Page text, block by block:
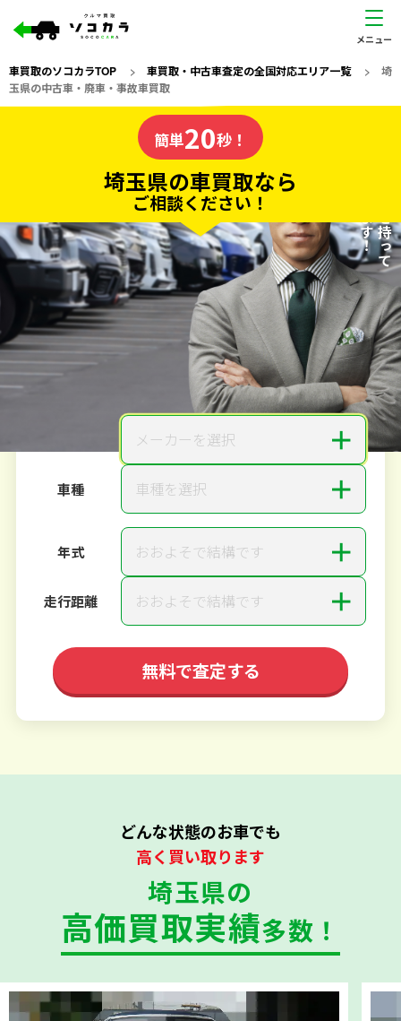
車買取のソコカラTOP > 車買取・中古車査定の全国対応エリア一覧> 埼
玉県の中古車・廃車・事故車買取
の車買取なら
ソコカラの
電話か出張か、高い方の査定を提案。
だから高価買取!
私たちが責任を持って
査定いたします！
簡単20秒！
埼玉県の車買取なら
ご相談ください！
20秒で入力完了！
無料で カンタンWeb査定
ご依頼いただいたお車を丁寧に査定いたします
メーカーを選択 ＋
車種 車種を選択 ＋
年式 おおよそで結構です ＋
走行距離 おおよそで結構です ＋
無料で査定する
どんな状態のお車でも
高く買い取ります
埼玉県の
高価買取実績多数！